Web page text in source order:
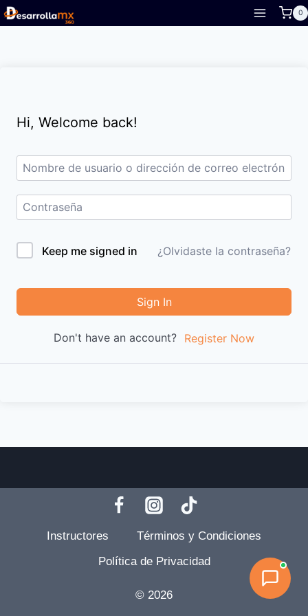
Skip
to
0
Hi, Welcome back!
Keep me signed in ¿Olvidaste la contraseña?
Sign In
Don't have an account? Register Now
Instructores
Términos y Condiciones
Política de Privacidad
© 2026